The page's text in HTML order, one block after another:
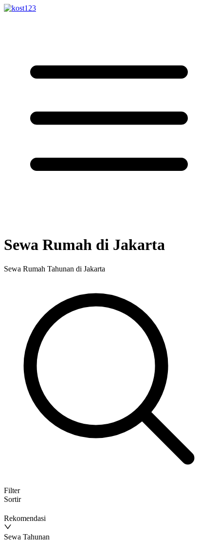
Sewa Rumah di Jakarta
Sewa Rumah Tahunan di Jakarta
Filter
Sortir
Rekomendasi
Sewa Tahunan